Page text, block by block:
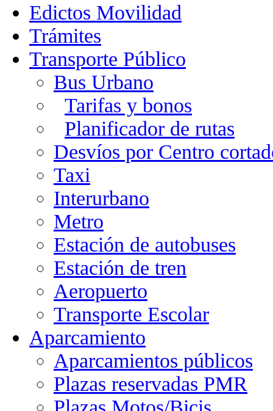
Edictos Movilidad
Trámites
Transporte Público
Bus Urbano
Tarifas y bonos
Planificador de rutas
Desvíos por Centro
Taxi
Interurbano
Metro
Estación de autobuses
Estación de tren
Aeropuerto
Transporte Escolar
Aparcamiento
Aparcamientos públicos
Plazas reservadas PMR